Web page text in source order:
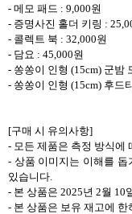
- 메모 패드 : 9,000원
- 증명사진 홀더 키링 :
- 콜렉트 북 : 32,000원
- 담요 : 45,000원
- 쏭쏭이 인형 (15cm) 군밤
- 쏭쏭이 인형 (15cm) 후드
[구매 시 유의사항]
- 모든 제품은 측정 방식에
- 상품 이미지는 이해를
있습니다.
- 본 상품은 2025년 2월 10
- 본 상품은 보유 재고에